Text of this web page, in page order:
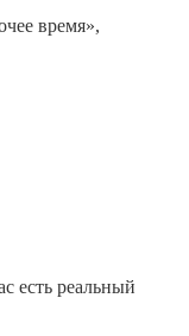
время»,
есть реальный